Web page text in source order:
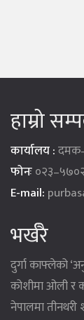
हाम्रो
कार्यालय :
फोनः
E-mail:
भर्खरै
दुर्गा काफ्लेको
कोशीमा ओली र
नेपालमा